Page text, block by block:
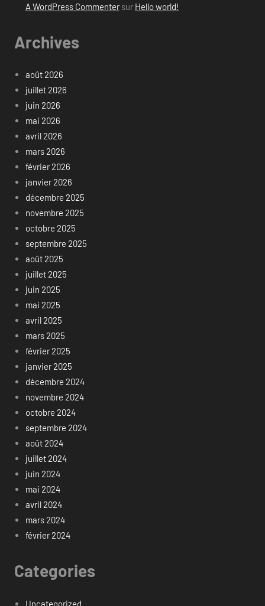
A WordPress Commentersur Hello world!
Archives
août 2026
juillet 2026
juin 2026
mai 2026
avril 2026
mars 2026
février 2026
janvier 2026
décembre 2025
novembre 2025
octobre 2025
septembre 2025
août 2025
juillet 2025
juin 2025
mai 2025
avril 2025
mars 2025
février 2025
janvier 2025
décembre 2024
novembre 2024
octobre 2024
septembre 2024
août 2024
juillet 2024
juin 2024
mai 2024
avril 2024
mars 2024
février 2024
Categories
Uncategorized